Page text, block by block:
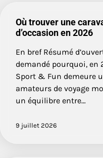
Où trouver une
d’occasion en 2026
En bref Résumé
demandé pourquoi, en
Sport & Fun demeure
amateurs de voyage
un équilibre entre…
9 juillet 2026